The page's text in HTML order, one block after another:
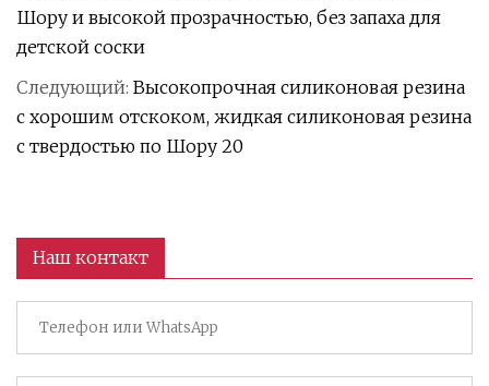
Шору и высокой прозрачностью, без запаха для
детской соски
Следующий: Высокопрочная силиконовая резина
с хорошим отскоком, жидкая силиконовая резина
с твердостью по Шору 20
Наш контакт